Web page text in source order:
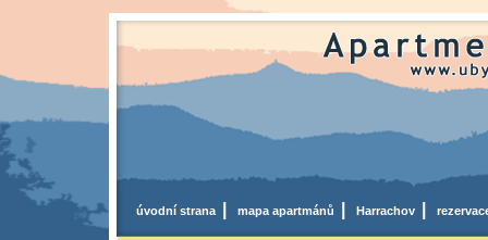
úvodní strana | mapa apartmánů | Harrachov |